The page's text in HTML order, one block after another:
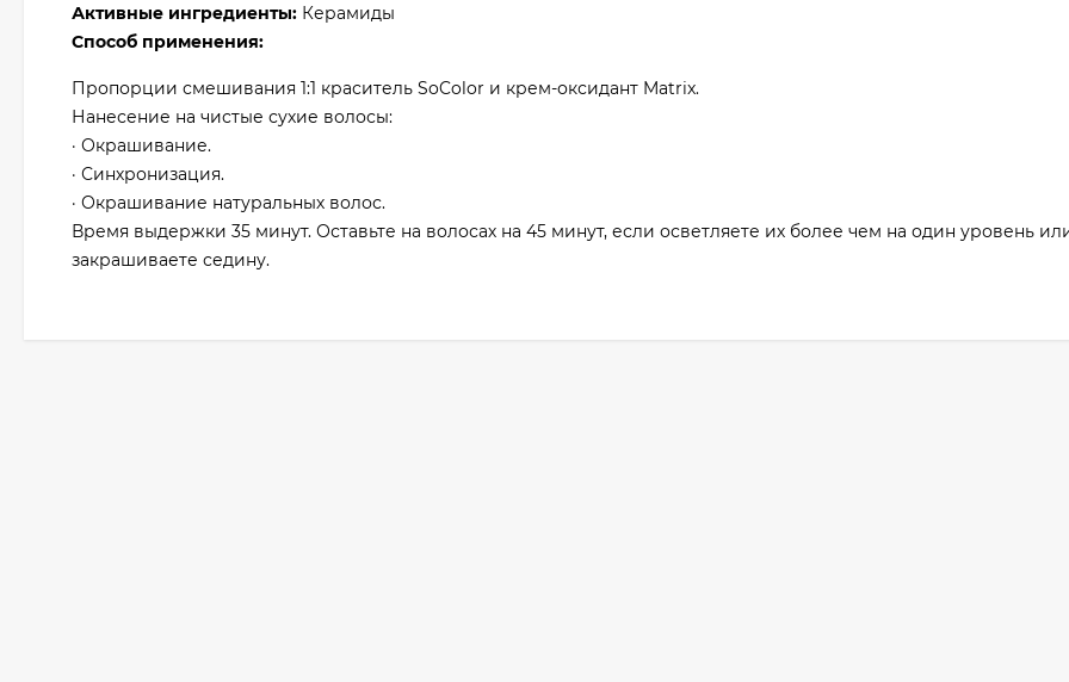
Активные ингредиенты: Керамиды
Способ применения:
Пропорции смешивания 1:1 краситель SoColor и крем-оксидант Matrix.
Нанесение на чистые сухие волосы:
· Окрашивание.
· Синхронизация.
· Окрашивание натуральных волос.
Время выдержки 35 минут. Оставьте на волосах на 45 минут, если осветляете их более чем на один уровень
закрашиваете седину.